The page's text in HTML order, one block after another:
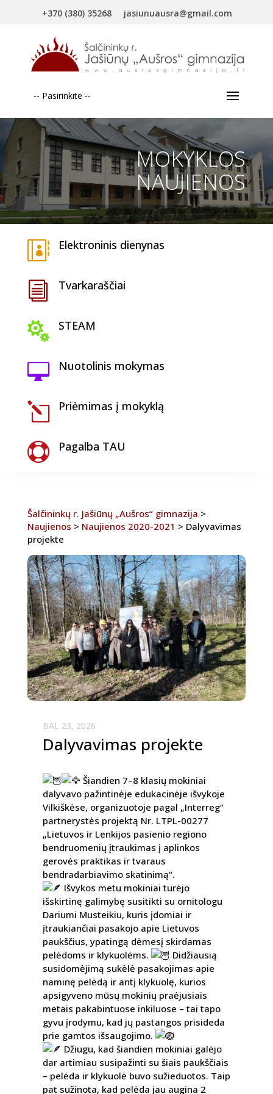
+370 (380) 35268 jasiunuausra@gmail.com
-- Pasirinkite --
MOKYKLOS
NAUJIENOS
 Elektroninis dienynas
i Tvarkaraščiai
 STEAM
 Nuotolinis mokymas
l Priėmimas į mokyklą
 Pagalba TAU
Šalčininkų r. Jašiūnų „Aušros“ gimnazija >
Naujienos > Naujienos 2020-2021 > Dalyvavimas
projekte
BAL 23, 2026
Dalyvavimas projekte
Šiandien 7–8 klasių mokiniai
dalyvavo pažintinėje edukacinėje išvykoje
Vilkiškėse, organizuotoje pagal „Interreg“
partnerystės projektą Nr. LTPL-00277
„Lietuvos ir Lenkijos pasienio regiono
bendruomenių įtraukimas į aplinkos
gerovės praktikas ir tvaraus
bendradarbiavimo skatinimą“.
Išvykos metu mokiniai turėjo
išskirtinę galimybę susitikti su ornitologu
Dariumi Musteikiu, kuris įdomiai ir
įtraukiančiai pasakojo apie Lietuvos
paukščius, ypatingą dėmesį skirdamas
pelėdoms ir klykuolėms.
Didžiausią
susidomėjimą sukėlė pasakojimas apie
naminę pelėdą ir antį klykuolę, kurios
apsigyveno mūsų mokinių praėjusiais
metais pakabintuose inkiluose – tai tapo
gyvu įrodymu, kad jų pastangos prisideda
prie gamtos išsaugojimo.
Džiugu, kad šiandien mokiniai galėjo
dar artimiau susipažinti su šiais paukščiais
– pelėda ir klykuolė buvo sužieduotos. Taip
pat sužinota, kad pelėda jau augina 2